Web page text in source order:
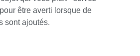
être averti lorsque de
sont ajoutés.